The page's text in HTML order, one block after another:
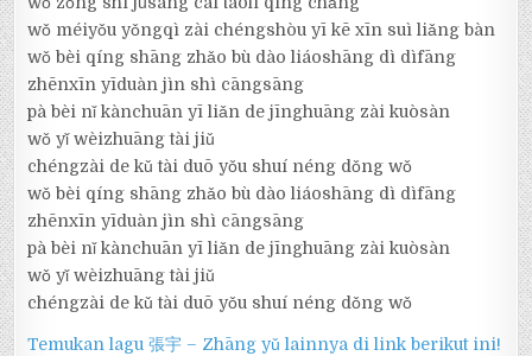
wǒ méiyǒu yǒngqì zài chéngshòu yī kē xīn suì liǎng bàn
wǒ bèi qíng shāng zhǎo bù dào liáoshāng dì dìfāng
zhēnxīn yīduàn jìn shì cāngsāng
pà bèi nǐ kànchuān yī liǎn de jīnghuāng zài kuòsàn
wǒ yǐ wèizhuāng tài jiǔ
chéngzài de kǔ tài duō yǒu shuí néng dǒng wǒ
wǒ bèi qíng shāng zhǎo bù dào liáoshāng dì dìfāng
zhēnxīn yīduàn jìn shì cāngsāng
pà bèi nǐ kànchuān yī liǎn de jīnghuāng zài kuòsàn
wǒ yǐ wèizhuāng tài jiǔ
chéngzài de kǔ tài duō yǒu shuí néng dǒng wǒ
Temukan lagu 張宇 – Zhāng yǔ lainnya di link berikut ini!